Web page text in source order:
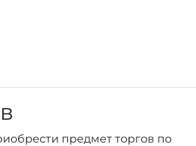
предмет торгов по